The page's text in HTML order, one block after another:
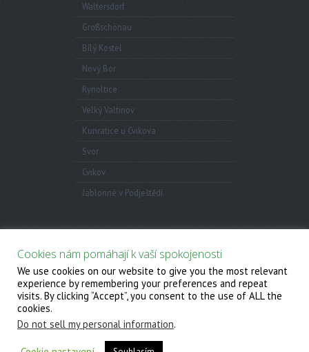
Waltersdorf
Großschönau
Bílý Kostel
Nový Bor
Rynoltice
Velký Valtinov
Kunratice u Cvikova
Svor
Cvikov
Jablonné v Podještědí
Anketa
© 2026Cyklostezka Svaté Zdislavy. All Rights
Reserved.
Powered byWordPress. Created by Muffin group
Cookies nám pomáhají k vaší spokojenosti
We use cookies on our website to give you the most relevant
experience by remembering your preferences and repeat
visits. By clicking “Accept”, you consent to the use of ALL the
cookies.
Do not sell my personal information.